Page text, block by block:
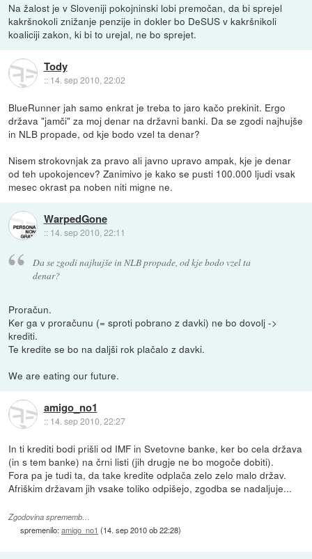
Na žalost je v Sloveniji pokojninski lobi premočan, da bi sprejel
kakršnokoli znižanje penzije in dokler bo DeSUS v kakršnikoli
koaliciji zakon, ki bi to urejal, ne bo sprejet.
Tody
:: 14. sep 2010, 22:02
BlueRunner jah samo enkrat je treba to jaro kačo prekinit. Ergo
država "jamči" za moj denar na državni banki. Da se zgodi najhujše
in NLB propade, od kje bodo vzel ta denar?
Nisem strokovnjak za pravo ali javno upravo ampak, kje je denar
od teh upokojencev? Zanimivo je kako se pusti 100.000 ljudi vsak
mesec okrast pa noben niti migne ne.
WarpedGone
:: 14. sep 2010, 22:11
Da se zgodi najhujše in NLB propade, od kje bodo vzel ta
denar?
Proračun.
Ker ga v proračunu (= sproti pobrano z davki) ne bo dovolj ->
krediti.
Te kredite se bo na daljši rok plačalo z davki.
We are eating our future.
amigo_no1
:: 14. sep 2010, 22:27
In ti krediti bodi prišli od IMF in Svetovne banke, ker bo cela država
(in s tem banke) na črni listi (jih drugje ne bo mogoče dobiti).
Fora pa je tudi ta, da take kredite odplača zelo zelo malo držav.
Afriškim državam jih vsake toliko odpišejo, zgodba se nadaljuje...
Zgodovina sprememb…
spremenilo:amigo_no1 (14. sep 2010 ob 22:28)